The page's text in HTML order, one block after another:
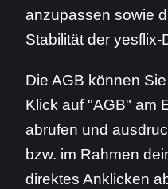
anzupassen sowie
Stabilität der
Die AGB können
Klick auf "AGB" am
abrufen und
bzw. im Rahmen
direktes Anklicken